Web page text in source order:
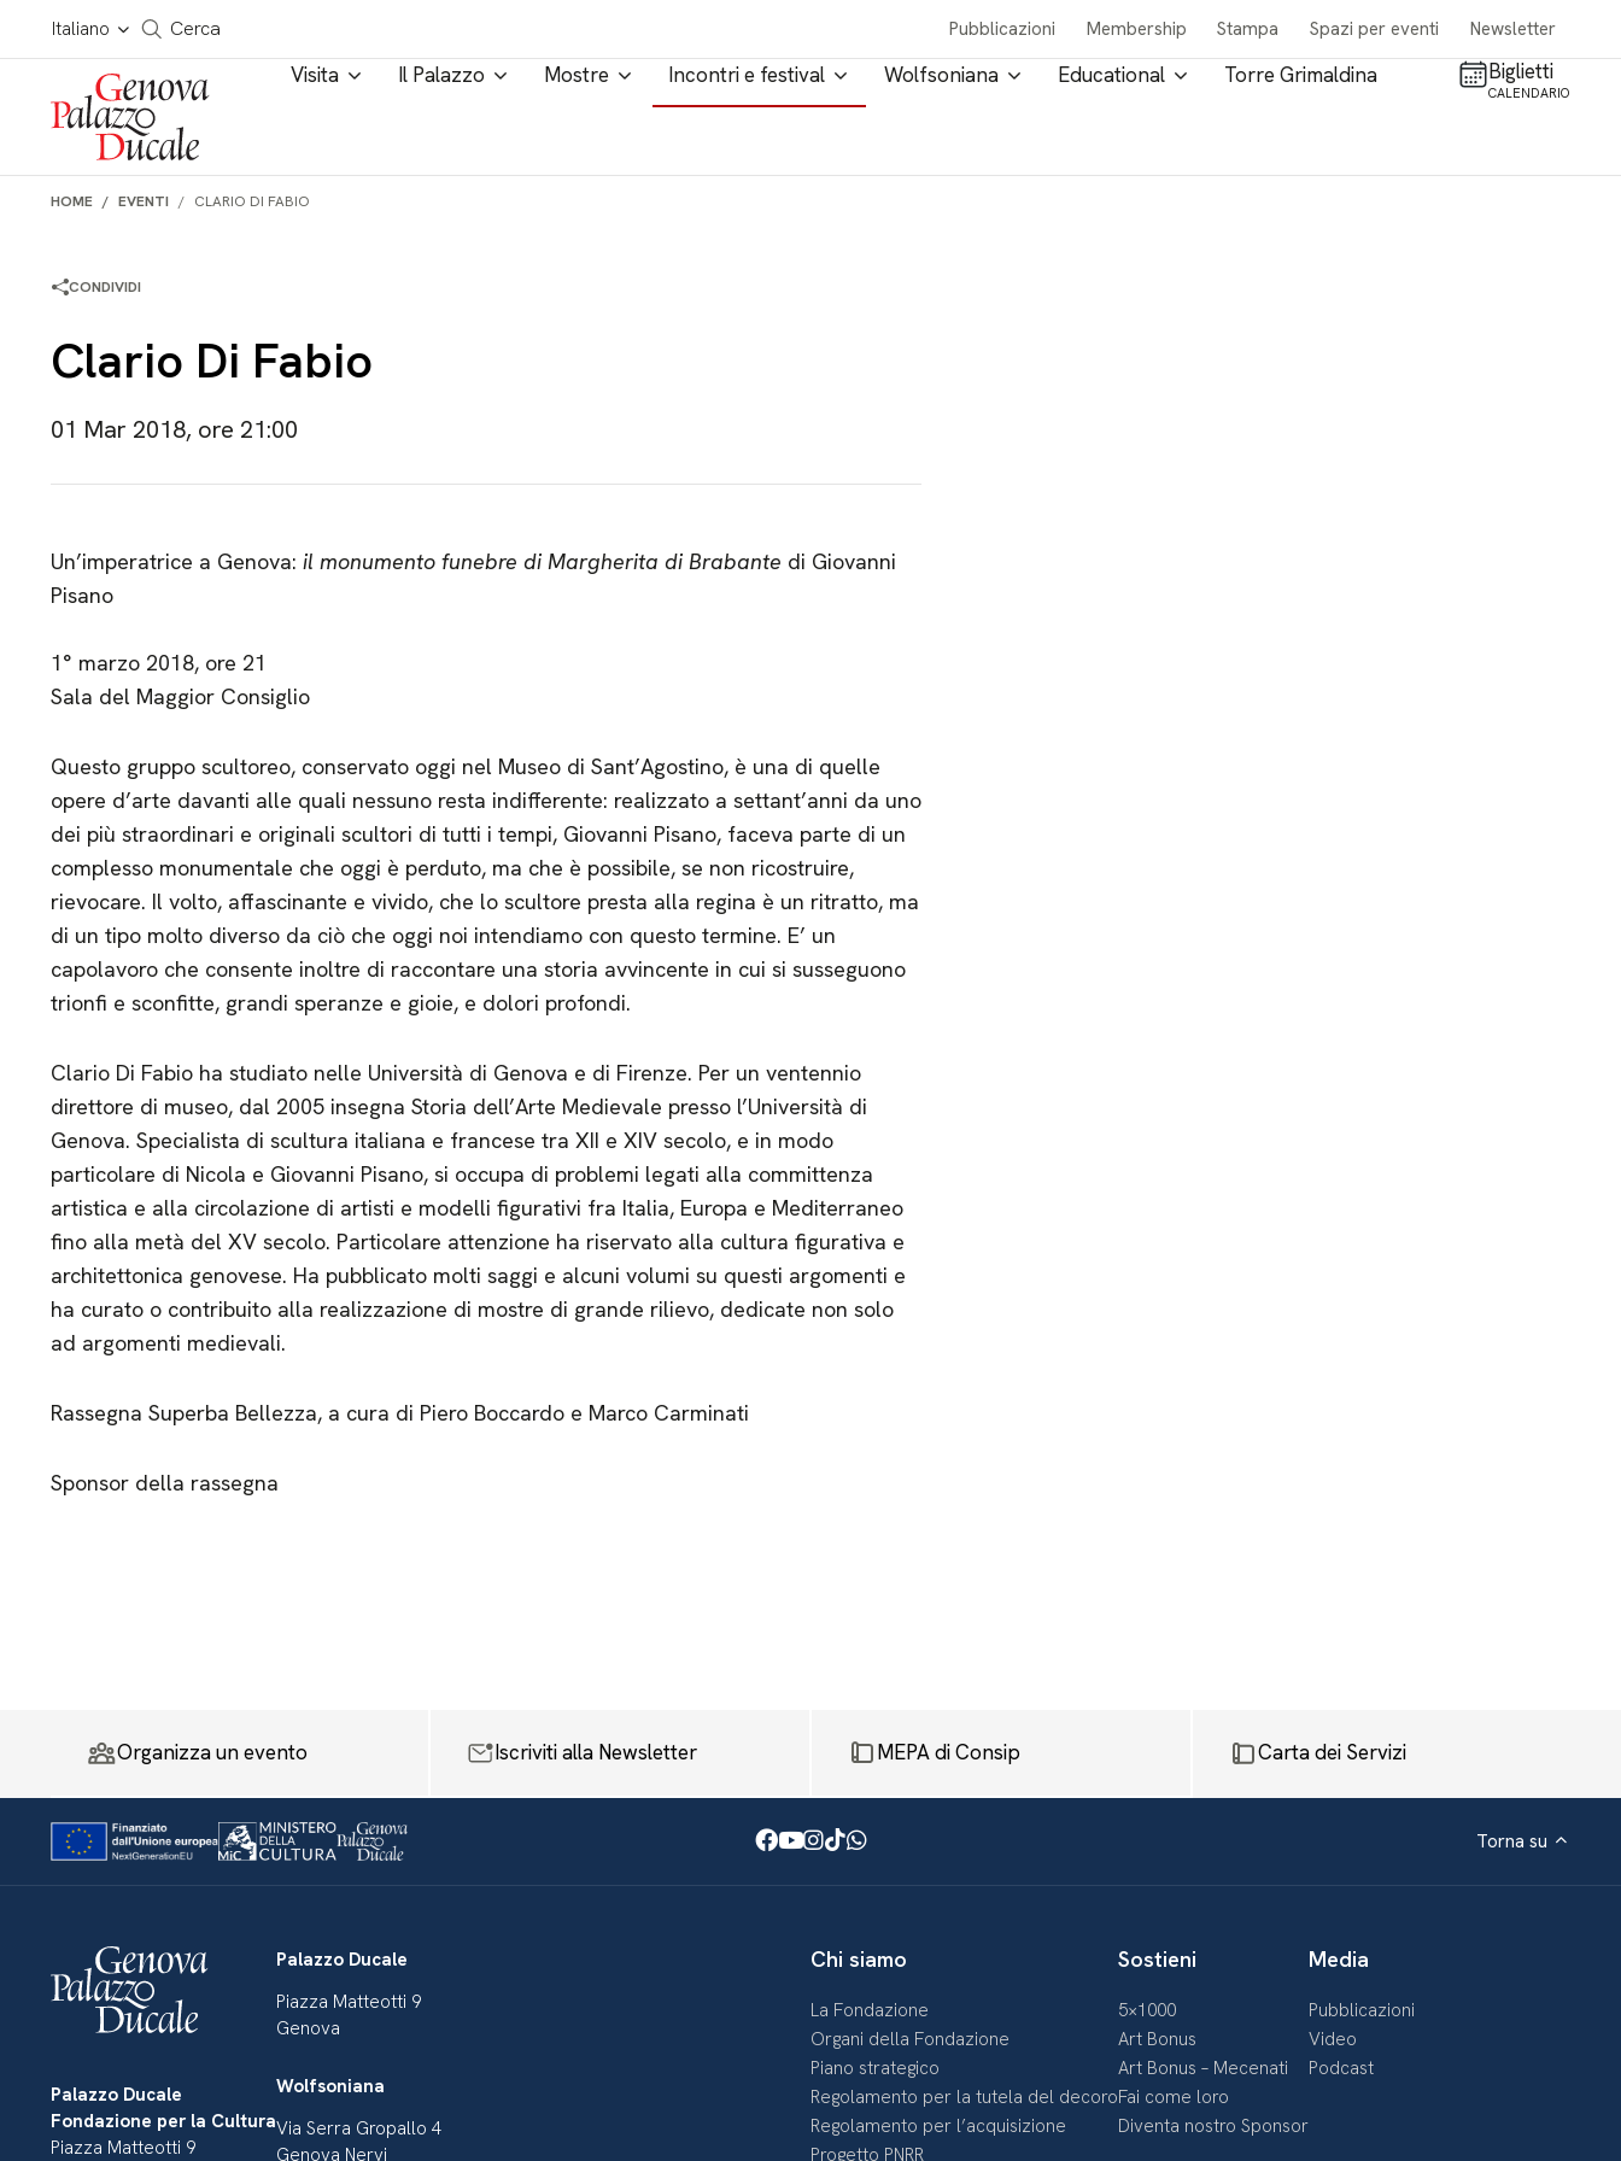
Salta al contenuto
Italiano
Cerca in tutto il sito
Cerca Pubblicazioni Membership Stampa Spazi per eventi Newsletter
Visita Il Palazzo Mostre Incontri e festival Wolfsoniana Educational Torre Grimaldina Biglietti
CALENDARIO
HOME EVENTI CLARIO DI FABIO
CONDIVIDI
Clario Di Fabio
01 Mar 2018, ore 21:00
Un’imperatrice a Genova: il monumento funebre di Margherita di Brabante di Giovanni
Pisano
1° marzo 2018, ore 21
Sala del Maggior Consiglio
Questo gruppo scultoreo, conservato oggi nel Museo di Sant’Agostino, è una di quelle
opere d’arte davanti alle quali nessuno resta indifferente: realizzato a settant’anni da uno
dei più straordinari e originali scultori di tutti i tempi, Giovanni Pisano, faceva parte di un
complesso monumentale che oggi è perduto, ma che è possibile, se non ricostruire,
rievocare. Il volto, affascinante e vivido, che lo scultore presta alla regina è un ritratto, ma
di un tipo molto diverso da ciò che oggi noi intendiamo con questo termine. E’ un
capolavoro che consente inoltre di raccontare una storia avvincente in cui si susseguono
trionfi e sconfitte, grandi speranze e gioie, e dolori profondi.
Clario Di Fabio ha studiato nelle Università di Genova e di Firenze. Per un ventennio
direttore di museo, dal 2005 insegna Storia dell’Arte Medievale presso l’Università di
Genova. Specialista di scultura italiana e francese tra XII e XIV secolo, e in modo
particolare di Nicola e Giovanni Pisano, si occupa di problemi legati alla committenza
artistica e alla circolazione di artisti e modelli figurativi fra Italia, Europa e Mediterraneo
fino alla metà del XV secolo. Particolare attenzione ha riservato alla cultura figurativa e
architettonica genovese. Ha pubblicato molti saggi e alcuni volumi su questi argomenti e
ha curato o contribuito alla realizzazione di mostre di grande rilievo, dedicate non solo
ad argomenti medievali.
Rassegna Superba Bellezza, a cura di Piero Boccardo e Marco Carminati
Sponsor della rassegna
Organizza un evento Iscriviti alla Newsletter MEPA di Consip Carta dei Servizi
Facebook
Youtube
Instagram
TikTok
WhatsApp Torna su
Palazzo Ducale
Fondazione per la Cultura
Piazza Matteotti 9
Palazzo Ducale
Piazza Matteotti 9
Genova
Wolfsoniana
Via Serra Gropallo 4
Genova Nervi
Chi siamo
La Fondazione
Organi della Fondazione
Piano strategico
Regolamento per la tutela del decoro
Regolamento per l’acquisizione
Progetto PNRR
Sostieni
5×1000
Art Bonus
Art Bonus – Mecenati
Fai come loro
Diventa nostro Sponsor
Media
Pubblicazioni
Video
Podcast